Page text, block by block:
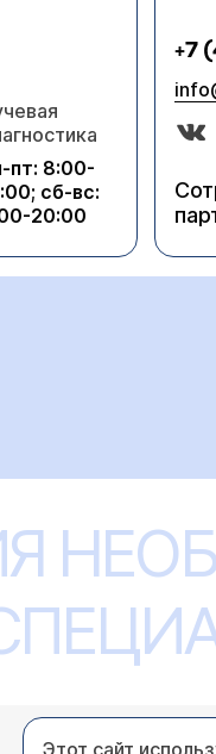
пт: 8:00-
сб-вс:
20:00
+7
Этот сайт